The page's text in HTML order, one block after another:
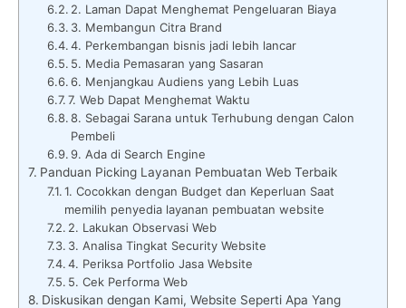
2. Laman Dapat Menghemat Pengeluaran Biaya
3. Membangun Citra Brand
4. Perkembangan bisnis jadi lebih lancar
5. Media Pemasaran yang Sasaran
6. Menjangkau Audiens yang Lebih Luas
7. Web Dapat Menghemat Waktu
8. Sebagai Sarana untuk Terhubung dengan Calon
Pembeli
9. Ada di Search Engine
Panduan Picking Layanan Pembuatan Web Terbaik
1. Cocokkan dengan Budget dan Keperluan Saat
memilih penyedia layanan pembuatan website
2. Lakukan Observasi Web
3. Analisa Tingkat Security Website
4. Periksa Portfolio Jasa Website
5. Cek Performa Web
Diskusikan dengan Kami, Website Seperti Apa Yang